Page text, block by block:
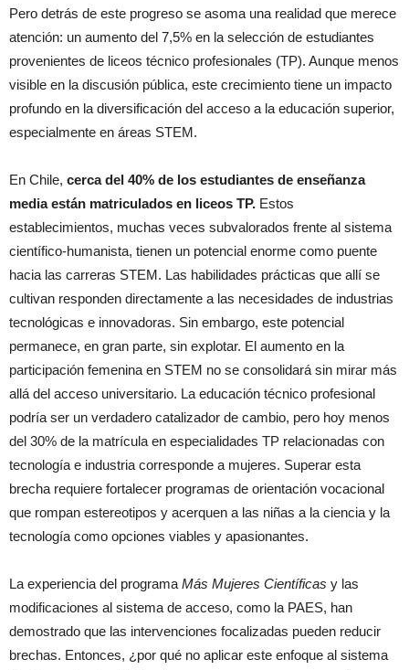
Pero detrás de este progreso se asoma una realidad que merece
atención: un aumento del 7,5% en la selección de estudiantes
provenientes de liceos técnico profesionales (TP). Aunque menos
visible en la discusión pública, este crecimiento tiene un impacto
profundo en la diversificación del acceso a la educación superior,
especialmente en áreas STEM.
En Chile, cerca del 40% de los estudiantes de enseñanza
media están matriculados en liceos TP. Estos
establecimientos, muchas veces subvalorados frente al sistema
científico-humanista, tienen un potencial enorme como puente
hacia las carreras STEM. Las habilidades prácticas que allí se
cultivan responden directamente a las necesidades de industrias
tecnológicas e innovadoras. Sin embargo, este potencial
permanece, en gran parte, sin explotar. El aumento en la
participación femenina en STEM no se consolidará sin mirar más
allá del acceso universitario. La educación técnico profesional
podría ser un verdadero catalizador de cambio, pero hoy menos
del 30% de la matrícula en especialidades TP relacionadas con
tecnología e industria corresponde a mujeres. Superar esta
brecha requiere fortalecer programas de orientación vocacional
que rompan estereotipos y acerquen a las niñas a la ciencia y la
tecnología como opciones viables y apasionantes.
La experiencia del programa Más Mujeres Científicas y las
modificaciones al sistema de acceso, como la PAES, han
demostrado que las intervenciones focalizadas pueden reducir
brechas. Entonces, ¿por qué no aplicar este enfoque al sistema